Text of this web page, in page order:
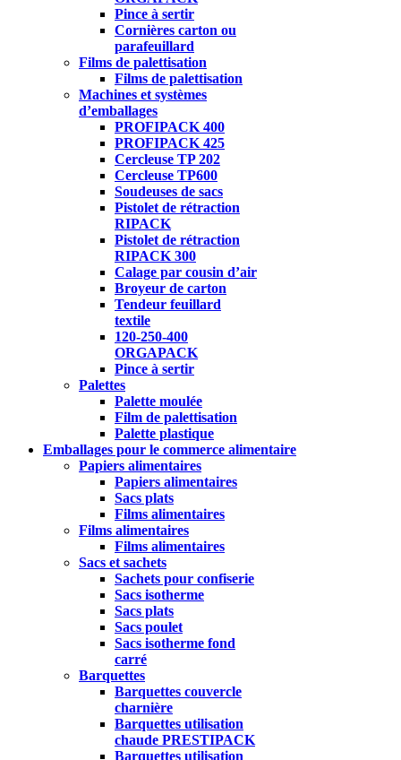
Pince à sertir
Cornières carton ou
parafeuillard
Films de palettisation
Films de palettisation
Machines et systèmes
d’emballages
PROFIPACK 400
PROFIPACK 425
Cercleuse TP 202
Cercleuse TP600
Soudeuses de sacs
Pistolet de rétraction
RIPACK
Pistolet de rétraction
RIPACK 300
Calage par cousin d’air
Broyeur de carton
Tendeur feuillard
textile
120-250-400
ORGAPACK
Pince à sertir
Palettes
Palette moulée
Film de palettisation
Palette plastique
Emballages pour le commerce alimentaire
Papiers alimentaires
Papiers alimentaires
Sacs plats
Films alimentaires
Films alimentaires
Films alimentaires
Sacs et sachets
Sachets pour confiserie
Sacs isotherme
Sacs plats
Sacs poulet
Sacs isotherme fond
carré
Barquettes
Barquettes couvercle
charnière
Barquettes utilisation
chaude PRESTIPACK
Barquettes utilisation